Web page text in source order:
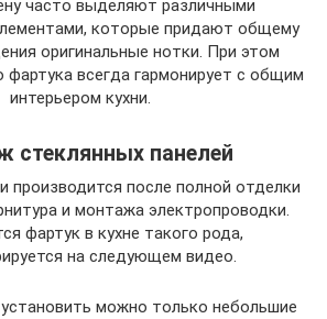
часто выделяют различными
которые придают общему
оригинальные нотки. При этом
фартука всегда гармонирует с общим
интерьером кухни.
стеклянных панелей
производится после полной отделки
и монтажа электропроводки.
фартук в кухне такого рода,
на следующем видео.
можно только небольшие